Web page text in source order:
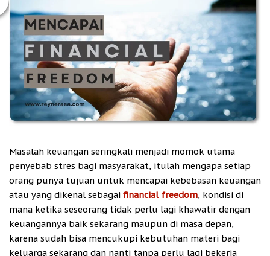
Masalah keuangan seringkali menjadi momok utama
penyebab stres bagi masyarakat, itulah mengapa setiap
orang punya tujuan untuk mencapai kebebasan keuangan
atau yang dikenal sebagai financial freedom, kondisi di
mana ketika seseorang tidak perlu lagi khawatir dengan
keuangannya baik sekarang maupun di masa depan,
karena sudah bisa mencukupi kebutuhan materi bagi
keluarga sekarang dan nanti tanpa perlu lagi bekerja